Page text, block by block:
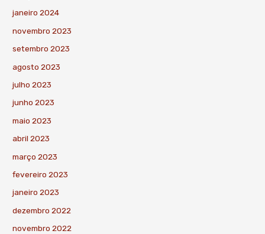
janeiro 2024
novembro 2023
setembro 2023
agosto 2023
julho 2023
junho 2023
maio 2023
abril 2023
março 2023
fevereiro 2023
janeiro 2023
dezembro 2022
novembro 2022